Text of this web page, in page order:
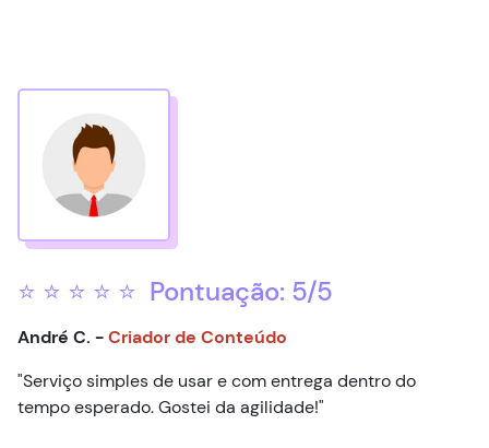
⭐ ⭐ ⭐ ⭐ ⭐ Pontuação: 5/5
André C. -Criador de Conteúdo
"Serviço simples de usar e com entrega dentro do
tempo esperado. Gostei da agilidade!"